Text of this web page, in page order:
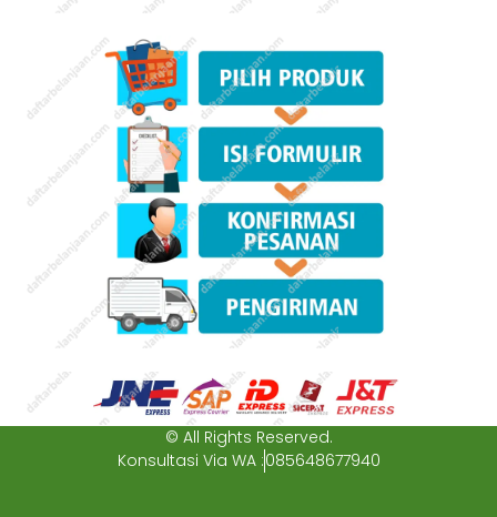
© All Rights Reserved.
Konsultasi Via WA :085648677940